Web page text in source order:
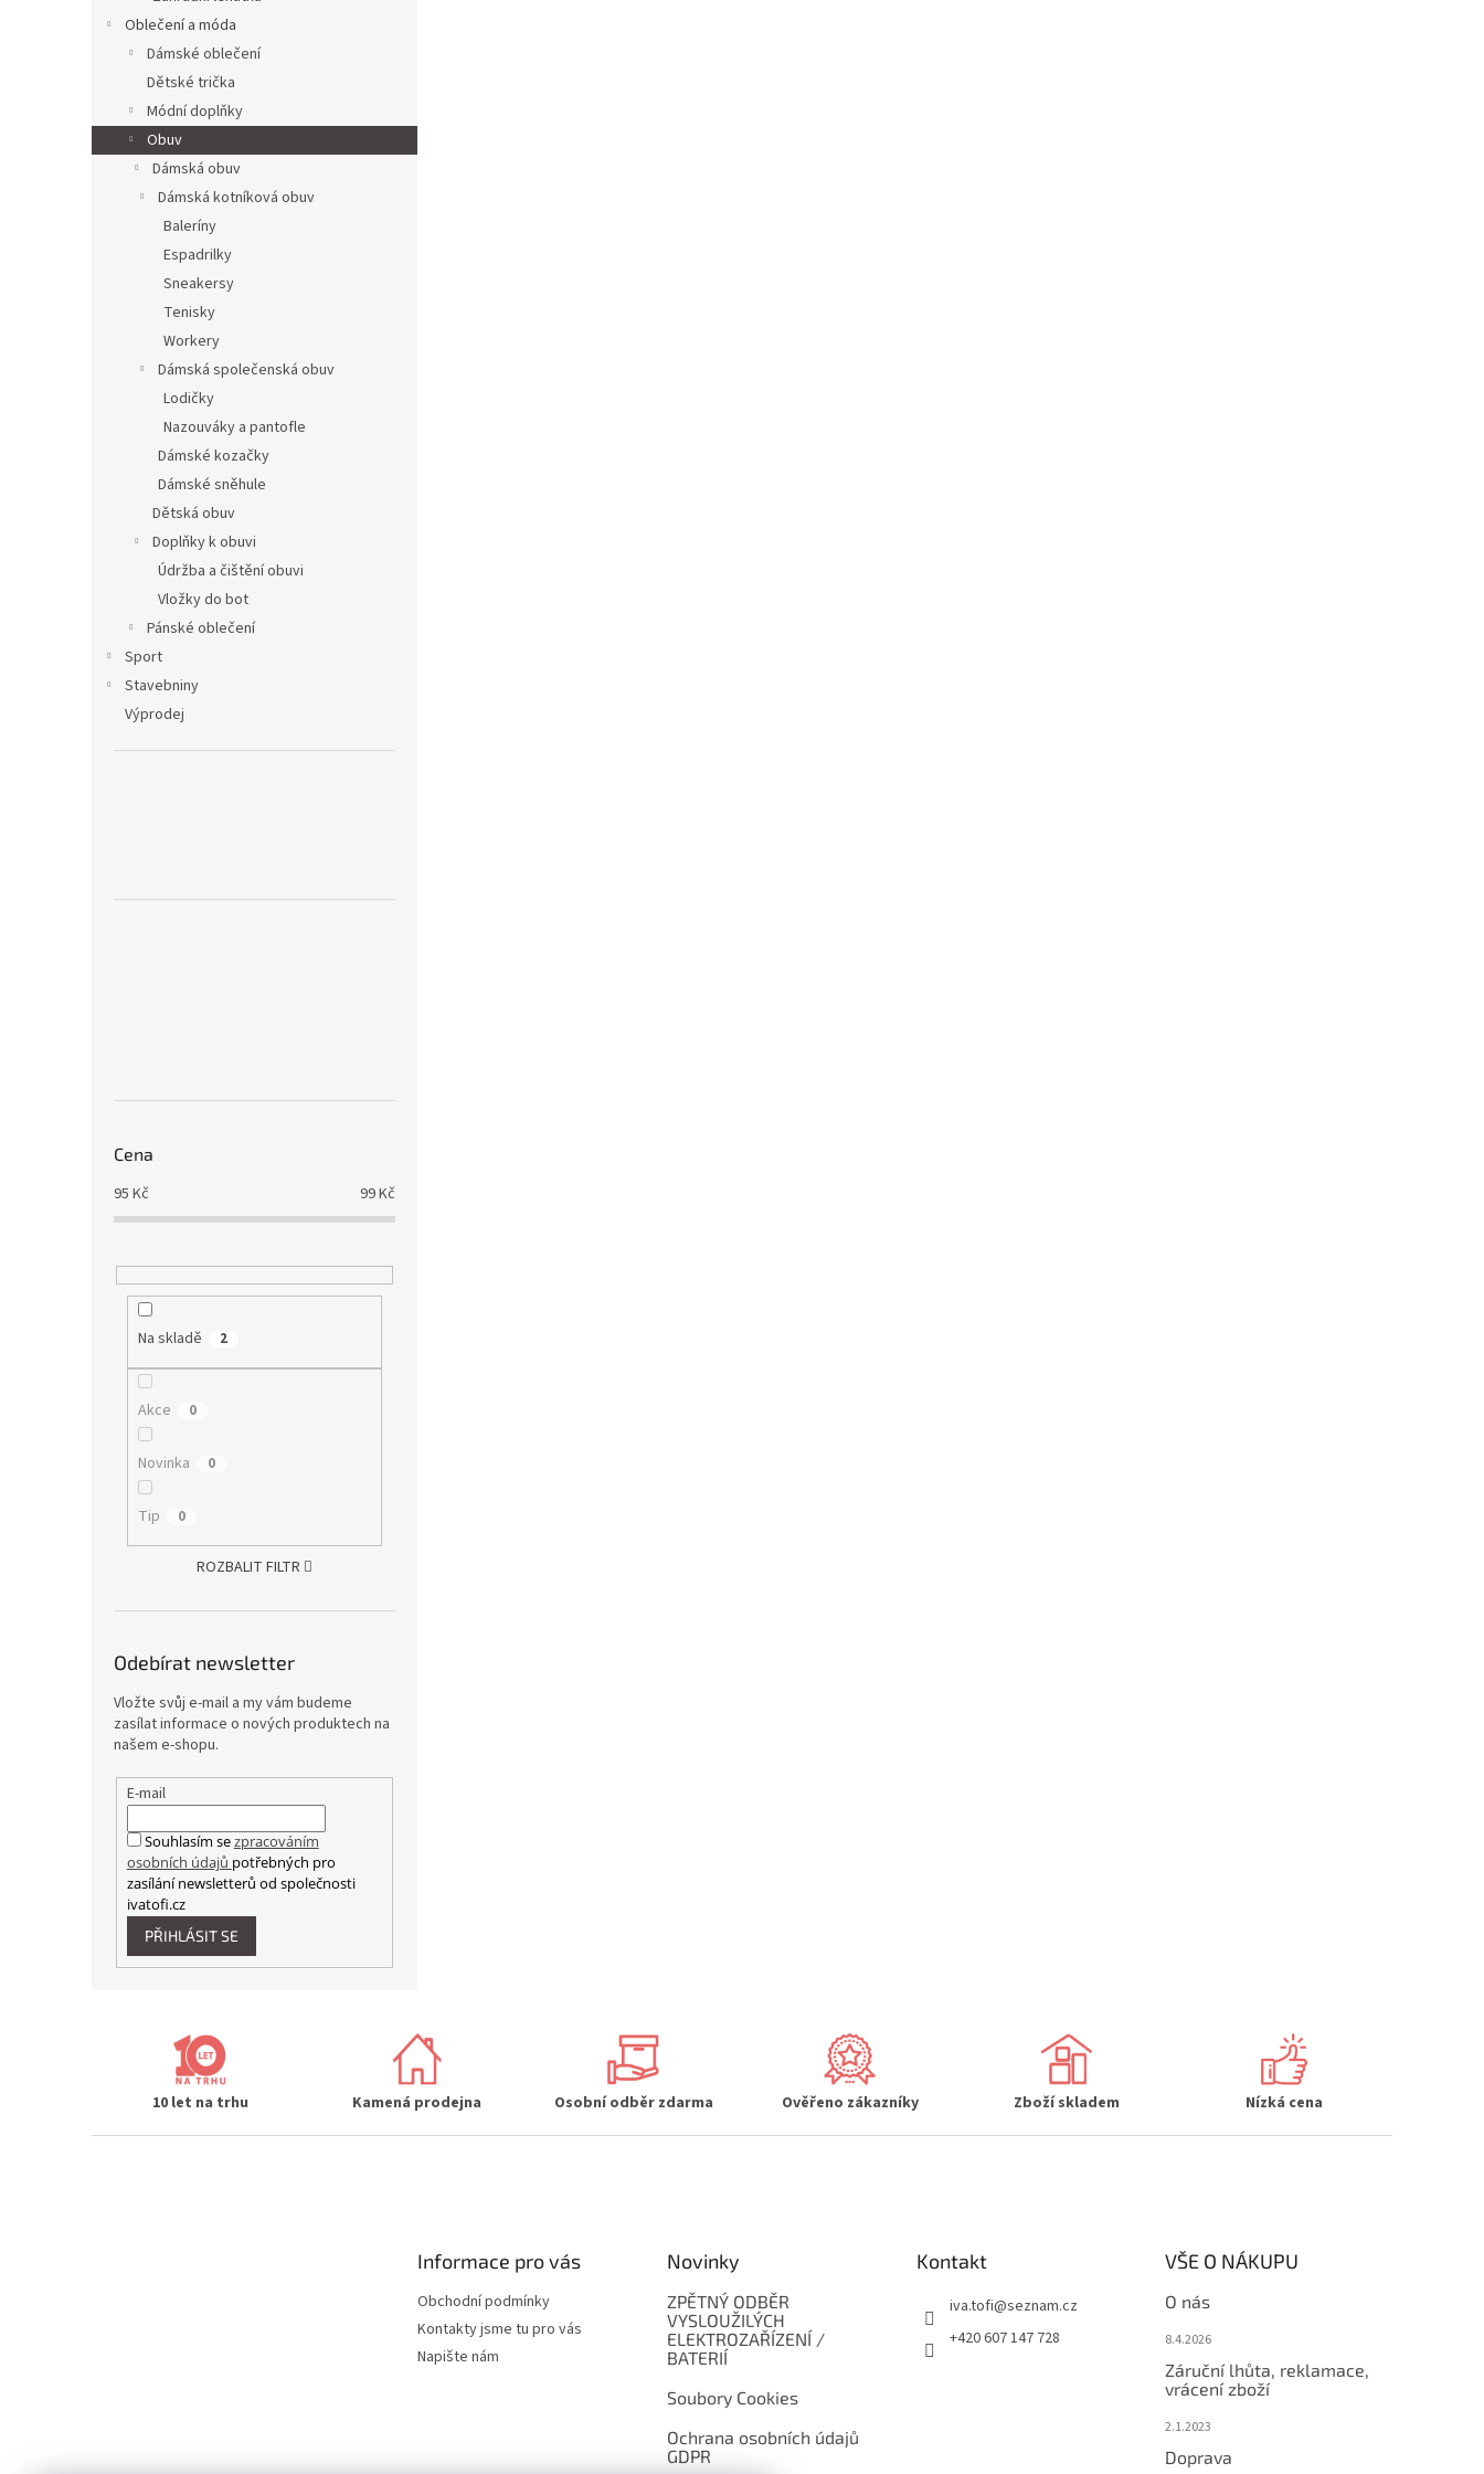
Oblečení a móda
Dámské oblečení
Dětské trička
Módní doplňky
Obuv
Dámská obuv
Dámská kotníková obuv
Baleríny
Espadrilky
Sneakersy
Tenisky
Workery
Dámská společenská obuv
Lodičky
Nazouváky a pantofle
Dámské kozačky
Dámské sněhule
Dětská obuv
Doplňky k obuvi
Údržba a čištění obuvi
Vložky do bot
Pánské oblečení
Sport
Stavebniny
Výprodej
Cena
95 Kč 99Kč
Na skladě 2
Akce 0
Novinka 0
Tip 0
ROZBALIT FILTR
Odebírat newsletter
Vložte svůj e-mail a my vám budeme
zasílat informace o nových produktech na
našem e-shopu.
E-mail
Souhlasím sezpracováním
osobních údajů potřebných pro
zasílání newsletterů od společnosti
ivatofi.cz
PŘIHLÁSIT SE
10 let na trhu Kamená prodejna Osobní odběr zdarma Ověřeno zákazníky Zboží skladem Nízká cena
Informace pro vás
Obchodní podmínky
Kontakty jsme tu pro vás
Napište nám
Novinky
ZPĚTNÝ ODBĚR
VYSLOUŽILÝCH
ELEKTROZAŘÍZENÍ /
BATERIÍ
Soubory Cookies
Ochrana osobních údajů
GDPR
Kontakt
iva.tofi@seznam.cz
+420 607 147 728
VŠE O NÁKUPU
O nás
8.4.2026
Záruční lhůta, reklamace,
vrácení zboží
2.1.2023
Doprava